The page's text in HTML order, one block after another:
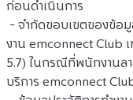
ก่อนดำเนินการ
- จำกัดขอบเขตของข้อ
งาน emconnect Club
5.7) ในกรณีที่พนักงานล
บริการ emconnect